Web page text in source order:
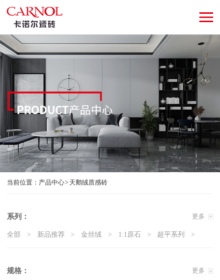
当前位置： 产品中心 天鹅绒质感砖
系列： 更多
全部 新品推荐 金丝绒 1:1原石 超平系列
精工大理石
规格： 更多